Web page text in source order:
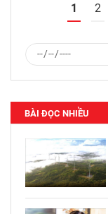
1 2
BÀI ĐỌC NHIỀU